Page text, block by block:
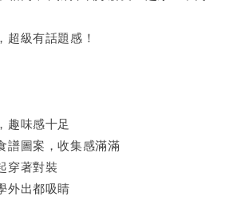
超級有話題感！
趣味感十足
譜圖案，收集感滿滿
穿著對裝
外出都吸睛